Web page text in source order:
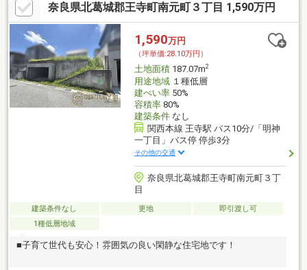
奈良県北葛城郡王寺町南元町３丁目 1,590万円
1,590万円
（坪単価:28.10万円）
土地面積187.07m2
用途地域１種低層
建ぺい率50%
容積率80%
建築条件なし
関西本線 王寺駅 バス10分/「明神
一丁目」バス停 停歩3分
その他の交通
奈良県北葛城郡王寺町南元町３丁
目
建築条件なし 更地
即引渡し可
1種低層地域
■子育て世代も安心！雰囲気の良い閑静な住宅地です！